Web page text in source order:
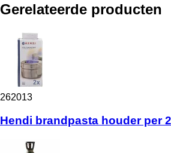
Gerelateerde producten
262013
Hendi brandpasta houder per